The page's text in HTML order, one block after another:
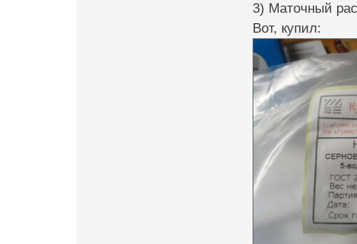
3) Маточный
Вот, купил: